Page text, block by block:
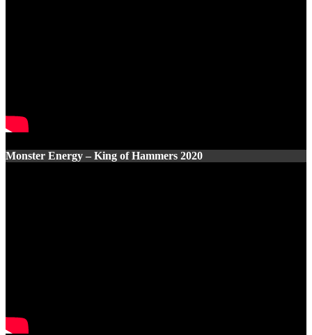
Monster Energy – King of Hammers 2020